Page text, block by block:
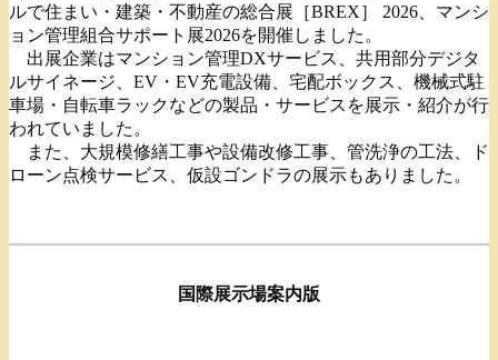
ルで住まい・建築・不動産の総合展［BREX］ 2026、マンシ
ョン管理組合サポート展2026を開催しました。
出展企業はマンション管理DXサービス、共用部分デジタ
ルサイネージ、EV・EV充電設備、宅配ボックス、機械式駐
車場・自転車ラックなどの製品・サービスを展示・紹介が行
われていました。
また、大規模修繕工事や設備改修工事、管洗浄の工法、ド
ローン点検サービス、仮設ゴンドラの展示もありました。
国際展示場案内版